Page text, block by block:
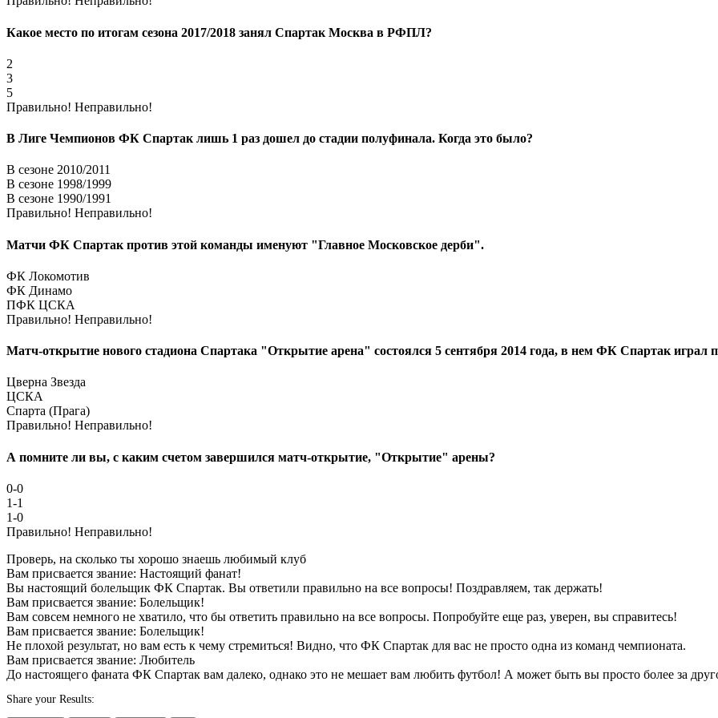
Какое место по итогам сезона 2017/2018 занял Спартак Москва в РФПЛ?
2
3
5
Правильно! Неправильно!
В Лиге Чемпионов ФК Спартак лишь 1 раз дошел до стадии полуфинала. Когда это было?
В сезоне 2010/2011
В сезоне 1998/1999
В сезоне 1990/1991
Правильно! Неправильно!
Матчи ФК Спартак против этой команды именуют "Главное Московское дерби".
ФК Локомотив
ФК Динамо
ПФК ЦСКА
Правильно! Неправильно!
Матч-открытие нового стадиона Спартака "Открытие арена" состоялся 5 сентября 2014 года, в нем ФК Спартак играл
Цверна Звезда
ЦСКА
Спарта (Прага)
Правильно! Неправильно!
А помните ли вы, с каким счетом завершился матч-открытие, "Открытие" арены?
0-0
1-1
1-0
Правильно! Неправильно!
Проверь, на сколько ты хорошо знаешь любимый клуб
Вам присвается звание: Настоящий фанат!
Вы настоящий болельщик ФК Спартак. Вы ответили правильно на все вопросы! Поздравляем, так держать!
Вам присвается звание: Болельщик!
Вам совсем немного не хватило, что бы ответить правильно на все вопросы. Попробуйте еще раз, уверен, вы справитесь!
Вам присвается звание: Болельщик!
Не плохой результат, но вам есть к чему стремиться! Видно, что ФК Спартак для вас не просто одна из команд чемпионата.
Вам присвается звание: Любитель
До настоящего фаната ФК Спартак вам далеко, однако это не мешает вам любить футбол! А может быть вы просто более за
Share your Results: